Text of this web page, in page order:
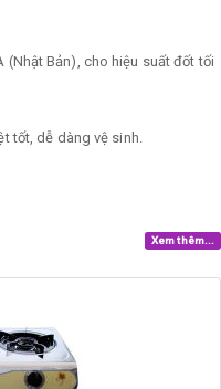
Bản), cho hiệu suất đốt tối
tốt, dễ dàng vệ sinh.
Xem thêm...